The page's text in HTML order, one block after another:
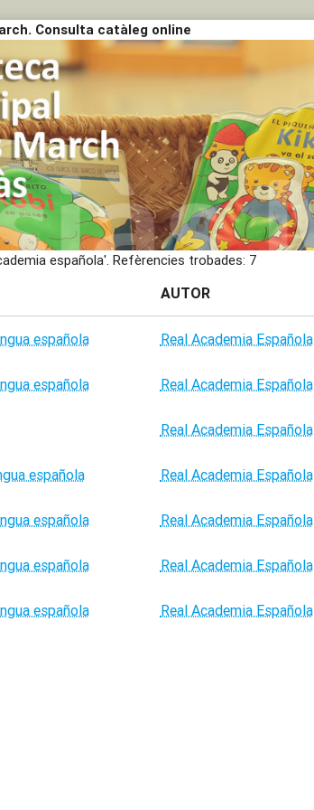
Consulta catàleg online
española'. Refèrencies trobades: 7
AUTOR
española Real Academia Española
española Real Academia Española
Real Academia Española
española Real Academia Española
española Real Academia Española
española Real Academia Española
española Real Academia Española